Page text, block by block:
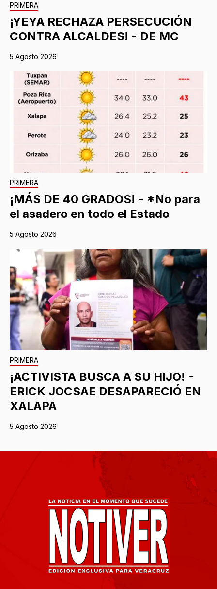
PRIMERA
¡YEYA RECHAZA PERSECUCIÓN
CONTRA ALCALDES! - DE MC
5 Agosto 2026
PRIMERA
¡MÁS DE 40 GRADOS! - *No para
el asadero en todo el Estado
5 Agosto 2026
PRIMERA
¡ACTIVISTA BUSCA A SU HIJO! -
ERICK JOCSAE DESAPARECIÓ EN
XALAPA
5 Agosto 2026